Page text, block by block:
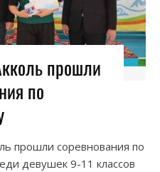
прошли
по
прошли соревнования по
девушек 9-11 классов